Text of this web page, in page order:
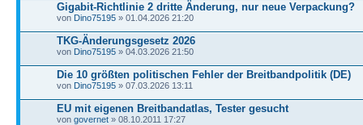
Gigabit-Richtlinie 2 dritte Änderung, nur neue Verpackung?
von Dino75195 » 01.04.2026 21:20
TKG-Änderungsgesetz 2026
von Dino75195 » 04.03.2026 21:50
Die 10 größten politischen Fehler der Breitbandpolitik (DE)
von Dino75195 » 07.03.2026 13:11
EU mit eigenen Breitbandatlas, Tester gesucht
von governet » 08.10.2011 17:27